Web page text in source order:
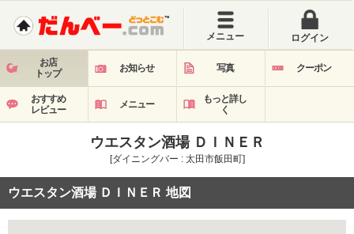
メニュー ログイン
お店
トップ
お知らせ 写真 クーポン
おすすめ
レビュー
メニュー
もっと詳し
く
ウエスタン酒場 ＤＩＮＥＲ
[ダイニングバー : 太田市飯田町]
ウエスタン酒場 ＤＩＮＥＲ 地図